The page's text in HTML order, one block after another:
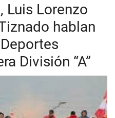
Luis Lorenzo
hablan
División “A”